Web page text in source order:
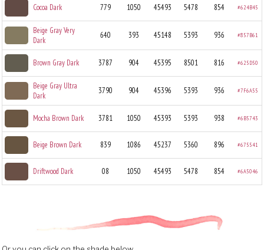
Cocoa Dark 779 1050 45493 5478 854 #624B45
Beige Gray Very
Dark
640 393 45148 5393 936 #857B61
Brown Gray Dark 3787 904 45395 8501 816 #625D50
Beige Gray Ultra
Dark
3790 904 45396 5393 936 #7F6A55
Mocha Brown Dark 3781 1050 45393 5393 938 #6B5743
Beige Brown Dark 839 1086 45237 5360 896 #675541
Driftwood Dark 08 1050 45493 5478 854 #6A5046